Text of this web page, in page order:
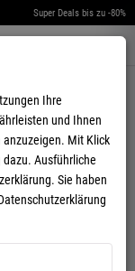
Super Deals bis zu -80%
Warenkorb aufklappen
Ihre
und Ihnen
Mit Klick
dazu. Ausführliche
Sie haben